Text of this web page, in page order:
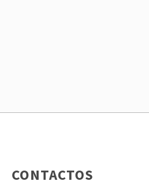
CONTACTOS